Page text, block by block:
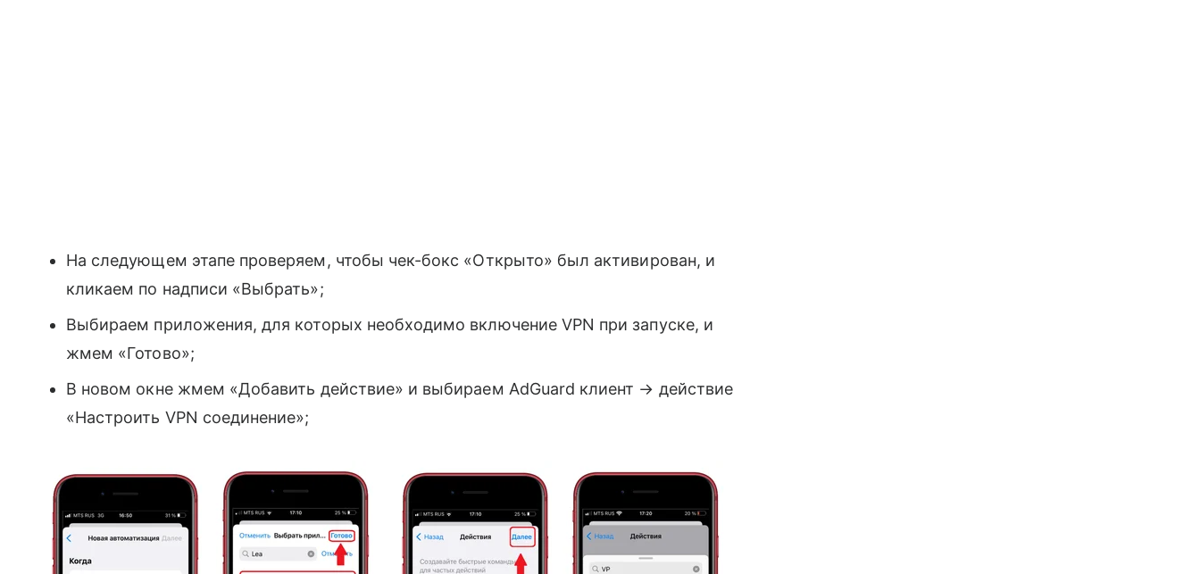
На следующем этапе проверяем, чтобы чек-бокс «Открыто» был активирован, и
кликаем по надписи «Выбрать»;
Выбираем приложения, для которых необходимо включение VPN при запуске, и
жмем «Готово»;
В новом окне жмем «Добавить действие» и выбираем AdGuard клиент → действие
«Настроить VPN соединение»;